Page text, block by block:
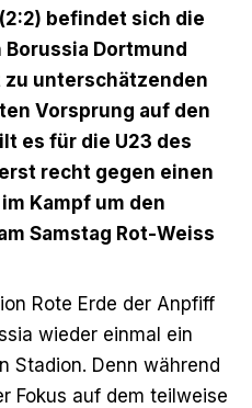
befindet sich die
Dortmund
unterschätzenden
Vorsprung auf den
es für die U23 des
recht gegen einen
Kampf um den
Samstag Rot-Weiss
Rote Erde der Anpfiff
wieder einmal ein
Stadion. Denn während
Fokus auf dem teilweise